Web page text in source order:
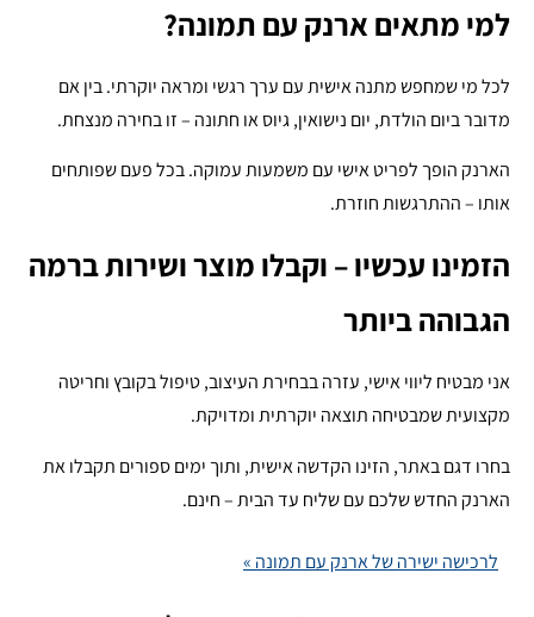
למי מתאים ארנק עם תמונה?
לכל מי שמחפש מתנה אישית עם ערך רגשי ומראה יוקרתי. בין אם
מדובר ביום הולדת, יום נישואין, גיוס או חתונה – זו בחירה מנצחת.
הארנק הופך לפריט אישי עם משמעות עמוקה. בכל פעם שפותחים
אותו – ההתרגשות חוזרת.
הזמינו עכשיו – וקבלו מוצר ושירות ברמה
הגבוהה ביותר
אני מבטיח ליווי אישי, עזרה בבחירת העיצוב, טיפול בקובץ וחריטה
מקצועית שמבטיחה תוצאה יוקרתית ומדויקת.
בחרו דגם באתר, הזינו הקדשה אישית, ותוך ימים ספורים תקבלו את
הארנק החדש שלכם עם שליח עד הבית – חינם.
לרכישה ישירה של ארנק עם תמונה »